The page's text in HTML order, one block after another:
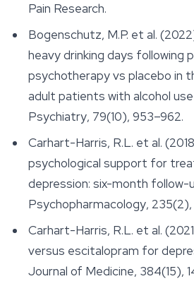
Pain Research.
Bogenschutz, M.P. et al.
heavy drinking days following
psychotherapy vs placebo in
adult patients with alcohol
Psychiatry, 79(10), 953–962.
Carhart-Harris, R.L. et al.
psychological support for
depression: six-month follow-
Psychopharmacology,
Carhart-Harris, R.L. et al.
versus escitalopram for
Journal of Medicine, 384(15),